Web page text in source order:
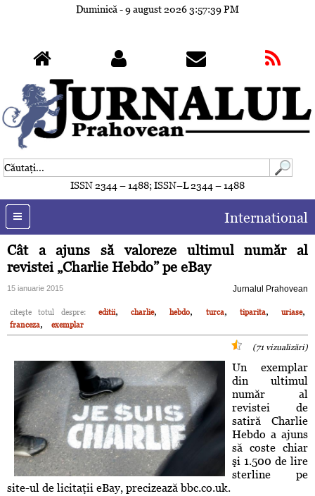
Duminică - 9 august 20263:57:41 PM
ISSN 2344 – 1488; ISSN–L 2344 – 1488
International
Cât a ajuns să valoreze ultimul număr al
revistei „Charlie Hebdo” pe eBay
15 ianuarie 2015 Jurnalul Prahovean
citeşte totul despre: editii, charlie, hebdo, turca, tiparita, uriase,
franceza, exemplar
(71 vizualizări)
Un exemplar
din ultimul
număr al
revistei de
satiră Charlie
Hebdo a ajuns
să coste chiar
şi 1.500 de lire
sterline pe
site-ul de licitaţii eBay, precizează bbc.co.uk.